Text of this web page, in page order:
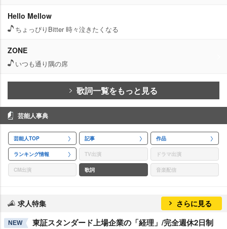
Hello Mellow
ちょっぴりBitter 時々泣きたくなる
ZONE
いつも通り隅の席
歌詞一覧をもっと見る
芸能人事典
芸能人TOP 記事 作品
ランキング情報 TV出演 ドラマ出演
CM出演 歌詞 音楽配信
求人特集 さらに見る
NEW 東証スタンダード上場企業の「経理」/完全週休2日制